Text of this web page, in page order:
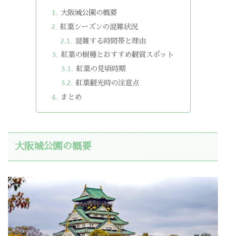
大阪城公園の概要
紅葉シーズンの混雑状況
混雑する時間帯と理由
紅葉の樹種とおすすめ観賞スポット
紅葉の見頃時期
紅葉観光時の注意点
まとめ
大阪城公園の概要